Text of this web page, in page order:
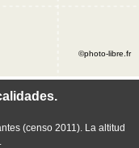
(censo 2011). La altitud
©photo-libre.fr